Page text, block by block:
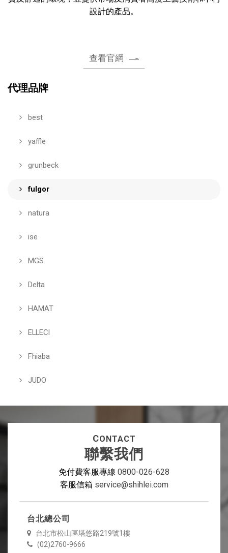
設計的產品。
查看官網
代理品牌
best
yaffle
grunbeck
fulgor
natura
ise
MGS
Delta
HAMAT
ELLECI
Fhiaba
JUDO
CONTACT
聯繫我們
免付費客服專線 0800-026-628
客服信箱 service@shihlei.com
台北總公司
台北市松山區塔悠路219號1樓
(02)2760-9666